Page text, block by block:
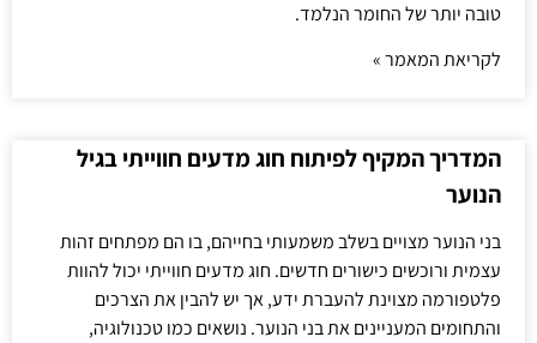
טובה יותר של החומר הנלמד.
לקריאת המאמר »
המדריך המקיף לפיתוח חוג מדעים חווייתי בגיל
הנוער
בני הנוער מצויים בשלב משמעותי בחייהם, בו הם מפתחים זהות
עצמית ורוכשים כישורים חדשים. חוג מדעים חווייתי יכול להוות
פלטפורמה מצוינת להעברת ידע, אך יש להבין את הצרכים
והתחומים המעניינים את בני הנוער. נושאים כמו טכנולוגיה,